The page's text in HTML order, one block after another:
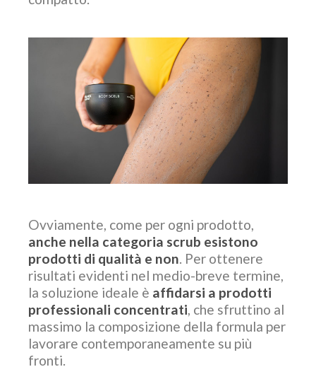
Ovviamente, come per ogni prodotto,
anche nella categoria scrub esistono
prodotti di qualità e non. Per ottenere
risultati evidenti nel medio-breve termine,
la soluzione ideale è affidarsi a prodotti
professionali concentrati, che sfruttino al
massimo la composizione della formula per
lavorare contemporaneamente su più
fronti.